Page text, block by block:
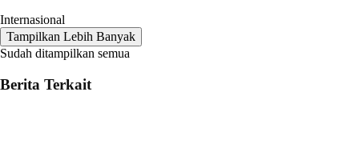
Internasional
Tampilkan Lebih Banyak
Sudah ditampilkan semua
Berita Terkait